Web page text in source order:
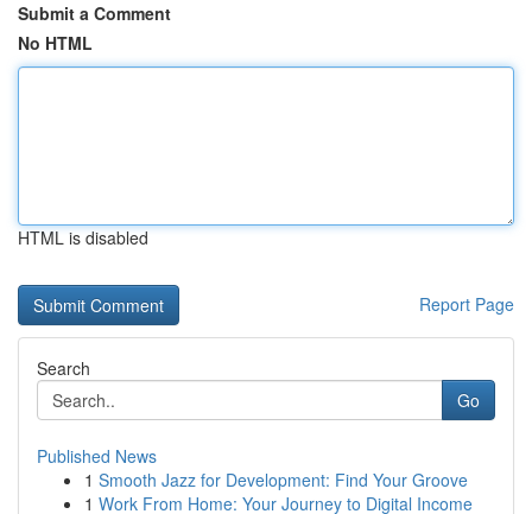
Submit a Comment
No HTML
HTML is disabled
Report Page
Search
Go
Published News
1 Smooth Jazz for Development: Find Your Groove
1 Work From Home: Your Journey to Digital Income